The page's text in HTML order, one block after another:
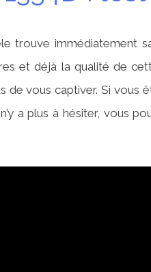
trouve immédiatement
et déjà la qualité de
vous captiver. Si vous
a plus à hésiter, vous